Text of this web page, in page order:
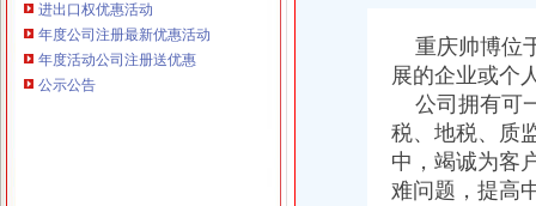
本站导航
进出口权优惠活动
年度公司注册最新优惠活动
年度活动公司注册送优惠
公示公告
重庆鸽牌电线电缆有限公司 渝北10010万 (进出口权)
重庆帅博位
展的企业或个
公司拥有可
税、地税、质
中，竭诚为客
难问题，提高